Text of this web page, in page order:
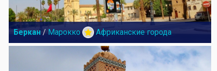
Беркан / Марокко Африканские города